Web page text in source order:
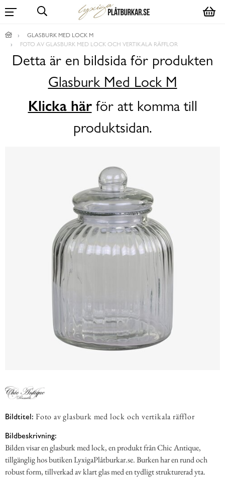
GLASBURK MED LOCK M
FOTO AV GLASBURK MED LOCK OCH VERTIKALA RÄFFLOR
Detta är en bildsida för produkten
Glasburk Med Lock M
Klicka härför att komma till
produktsidan.
Bildtitel: Foto av glasburk med lock och vertikala räfflor
Bildbeskrivning:
Bilden visar en glasburk med lock, en produkt från Chic Antique,
tillgänglig hos butiken LyxigaPlåtburkar.se. Burken har en rund och
robust form, tillverkad av klart glas med en tydligt strukturerad yta.